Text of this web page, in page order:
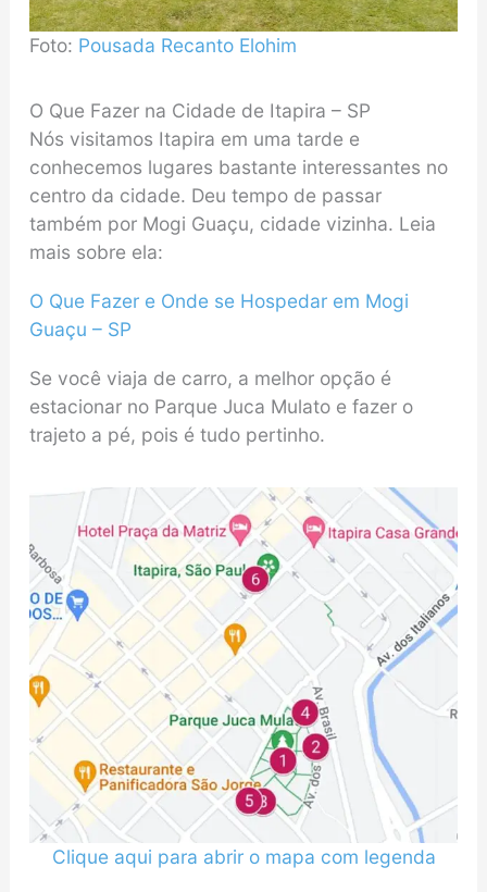
Foto: Pousada Recanto Elohim
O Que Fazer na Cidade de Itapira – SP
Nós visitamos Itapira em uma tarde e
conhecemos lugares bastante interessantes no
centro da cidade. Deu tempo de passar
também por Mogi Guaçu, cidade vizinha. Leia
mais sobre ela:
O Que Fazer e Onde se Hospedar em Mogi
Guaçu – SP
Se você viaja de carro, a melhor opção é
estacionar no Parque Juca Mulato e fazer o
trajeto a pé, pois é tudo pertinho.
Clique aqui para abrir o mapa com legenda